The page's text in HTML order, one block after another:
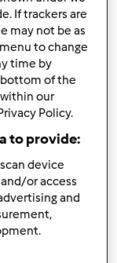
20min
do
20min
If trackers are
may not be as
to change
time by
bottom of the
our
Policy.
to provide:
device
or access
and